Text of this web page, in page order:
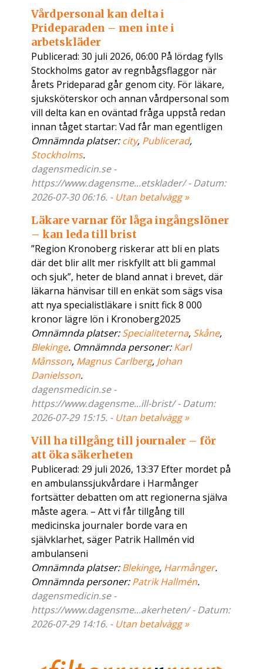
Vårdpersonal kan delta i
Prideparaden – men inte i
arbetskläder
Publicerad: 30 juli 2026, 06:00 På lördag fylls
Stockholms gator av regnbågsflaggor när
årets Prideparad går genom city. För läkare,
sjuksköterskor och annan vårdpersonal som
vill delta kan en oväntad fråga uppstå redan
innan tåget startar: Vad får man egentligen
Omnämnda platser:city, Publicerad,
Stockholms.
dagensmedicin.se -
https://www.dagensme...etsklader/ - Datum:
2026-07-30 06:16. - Utan betalvägg »
Läkare varnar för låga ingångslöner
– kan leda till brist
”Region Kronoberg riskerar att bli en plats
där det blir allt mer riskfyllt att bli gammal
och sjuk”, heter de bland annat i brevet, där
läkarna hänvisar till en enkät som sägs visa
att nya specialistläkare i snitt fick 8 000
kronor lägre lön i Kronoberg2025
Omnämnda platser:Specialiteterna, Skåne,
Blekinge. Omnämnda personer:Karl
Månsson, Magnus Carlberg, Johan
Danielsson.
dagensmedicin.se -
https://www.dagensme...ill-brist/ - Datum:
2026-07-29 15:15. - Utan betalvägg »
Vill ha tillgång till journaler – för
att öka säkerheten
Publicerad: 29 juli 2026, 13:37 Efter mordet på
en ambulanssjukvårdare i Harmånger
fortsätter debatten om att regionerna själva
måste agera. – Att vi får tillgång till
medicinska journaler borde vara en
självklarhet, säger Patrik Hallmén vid
ambulanseni
Omnämnda platser:Blekinge, Harmånger.
Omnämnda personer:Patrik Hallmén.
dagensmedicin.se -
https://www.dagensme...akerheten/ - Datum:
2026-07-29 14:16. - Utan betalvägg »